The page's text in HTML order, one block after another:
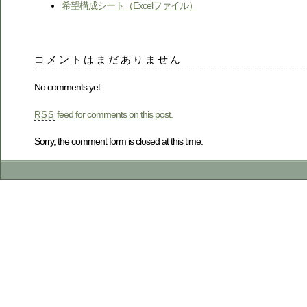
希望構成シート（Excelファイル）
コメントはまだありません
No comments yet.
RSS feed for comments on this post.
Sorry, the comment form is closed at this time.